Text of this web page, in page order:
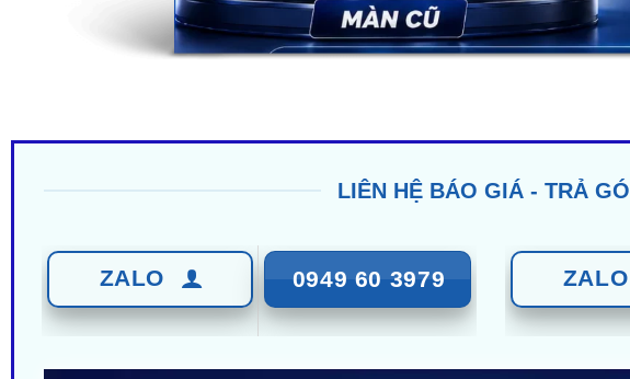
LIÊN HỆ BÁO GIÁ - TRẢ
ZALO 0949 60 3979 ZALO